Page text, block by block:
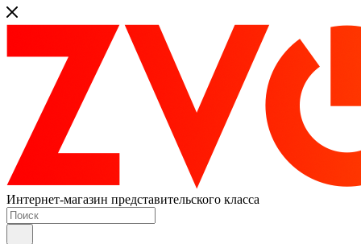
Интернет-магазин представительского класса